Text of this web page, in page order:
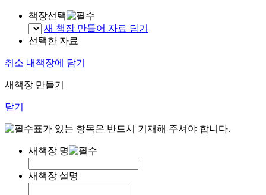
책장선택
새 책장 만들어 자료 담기
선택한 자료
취소 내책장에 담기
새책장 만들기
닫기
표가 있는 항목은 반드시 기재해 주셔야 합니다.
새책장 명
새책장 설명